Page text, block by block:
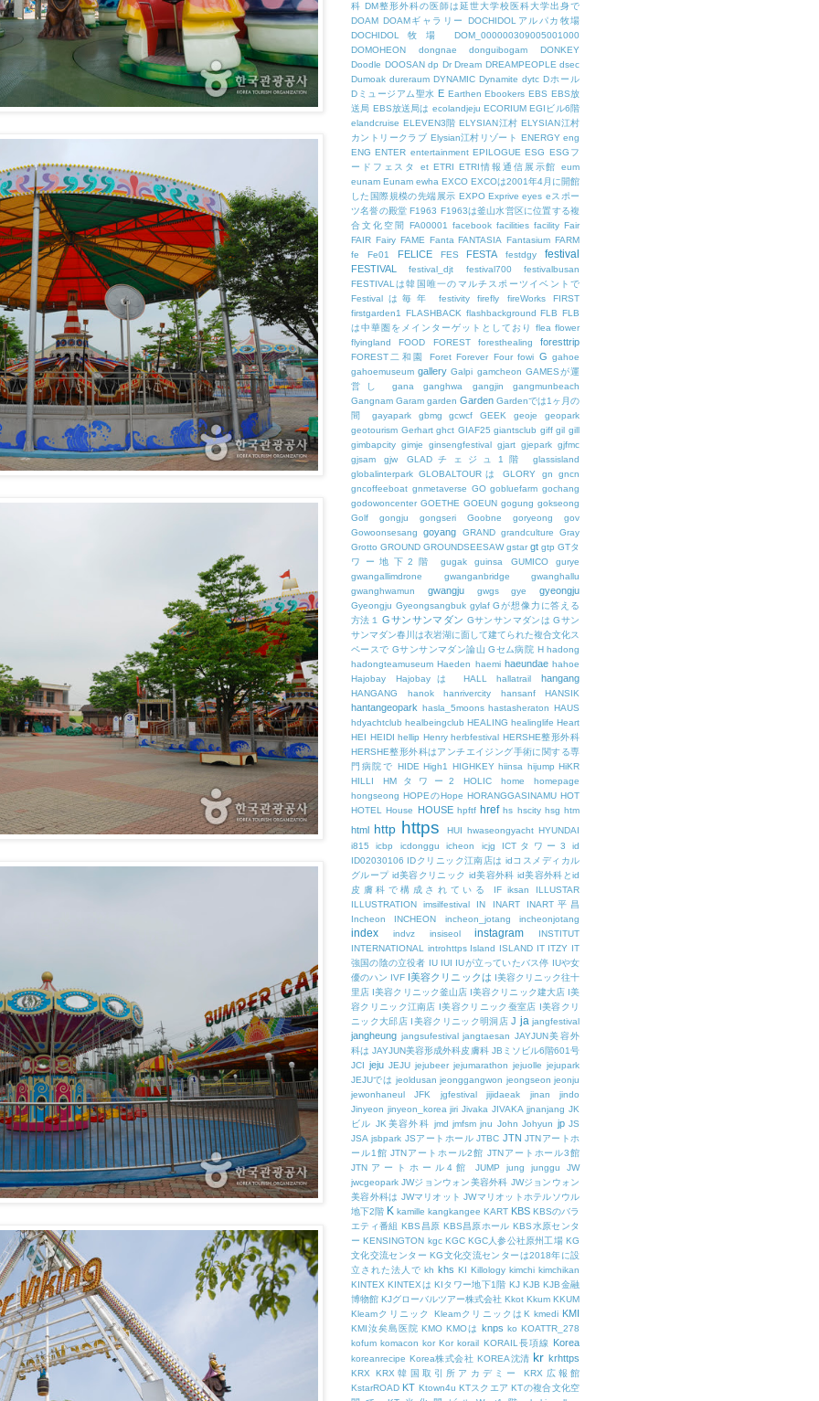
科 DM整形外科の医師は延世大学校医科大学出身で
DOAM DOAMギャラリー
DOCHIDOLアルパカ牧場
DOCHIDOL牧場
DOM_000000309005001000
DOMOHEON
dongnae donguibogam
DONKEY
Doodle DOOSAN dp Dr Dream DREAMPEOPLE dsec
Dumoak dureraum DYNAMIC Dynamite dytc Dホール
Dミュージアム聖水 E Earthen Ebookers EBS EBS放
送局 EBS放送局は ecolandjeju ECORIUM EGIビル6階
elandcruise ELEVEN3階 ELYSIAN江村 ELYSIAN江村
カントリークラブ Elysian江村リゾート ENERGY eng
ENG ENTER entertainment EPILOGUE ESG ESGフ
ードフェスタ
et ETRI ETRI情報通信展示館
eum
eunam Eunam ewha EXCO EXCOは2001年4月に開館
した国際規模の先端展示 EXPO Exprive eyes eスポー
ツ名誉の殿堂 F1963 F1963は釜山水営区に位置する複
合文化空間
FA00001 facebook facilities facility Fair
FAIR Fairy FAME Fanta FANTASIA Fantasium FARM
fe
Fe01 FELICE FES FESTA festdgy festival
FESTIVAL festival_djt festival700
festivalbusan
FESTIVALは韓国唯一のマルチスポーツイベントで
Festivalは毎年
festivity firefly fireWorks
FIRST
firstgarden1
FLASHBACK flashbackground FLB FLB
は中華圏をメインターゲットとしており
flea flower
flyingland
FOOD FOREST foresthealing foresttrip
FOREST二和園 Foret Forever Four fowi G gahoe
gahoemuseum gallery Galpi gamcheon GAMESが運
営し
gana ganghwa gangjin
gangmunbeach
Gangnam Garam garden Garden Gardenでは1ヶ月の
間
gayapark gbmg gcwcf GEEK geoje
geopark
geotourism Gerhart ghct GIAF25 giantsclub giff gil gill
gimbapcity gimje ginsengfestival gjart gjepark gjfmc
gjsam
gjw GLADチェジュ1階
glassisland
globalinterpark GLOBALTOURは GLORY gn
gncn
gncoffeeboat gnmetaverse GO gobluefarm gochang
godowoncenter GOETHE GOEUN gogung gokseong
Golf
gongju gongseri Goobne goryeong
gov
Gowoonsesang
goyang GRAND grandculture
Gray
Grotto GROUND GROUNDSEESAW gstar gt gtp GTタ
ワー地下2階
gugak guinsa GUMICO
gurye
gwangallimdrone
gwanganbridge
gwanghallu
gwanghwamun
gwangju gwgs gye gyeongju
Gyeongju Gyeongsangbuk gylaf Gが想像力に答える
方法１
Gサンサンマダン Gサンサンマダンは Gサン
サンマダン春川は衣岩湖に面して建てられた複合文化ス
ペースで Gサンサンマダン論山 Gセム病院 H hadong
hadongteamuseum Haeden haemi haeundae hahoe
Hajobay
Hajobayは HALL hallatrail hangang
HANGANG hanok hanrivercity hansanf HANSIK
hantangeopark hasla_5moons hastasheraton HAUS
hdyachtclub healbeingclub HEALING healinglife Heart
HEI HEIDI hellip Henry herbfestival HERSHE整形外科
HERSHE整形外科はアンチエイジング手術に関する専
門病院で HIDE High1 HIGHKEY hiinsa hijump HiKR
HILLI
HMタワー2 HOLIC home
homepage
hongseong HOPEのHope HORANGGASINAMU HOT
HOTEL
House HOUSE hpftf href hs hscity hsg htm
html http https HUI hwaseongyacht HYUNDAI
i815
icbp icdonggu icheon icjg ICTタワー3
id
ID02030106 IDクリニック江南店は idコスメディカル
グループ id美容クリニック id美容外科 id美容外科とid
皮膚科で構成されている
IF iksan
ILLUSTAR
ILLUSTRATION
imsilfestival IN INART
INART平昌
Incheon
INCHEON incheon_jotang incheonjotang
index indvz insiseol instagram
INSTITUT
INTERNATIONAL
introhttps Island ISLAND IT ITZY IT
強国の陰の立役者 IU IUI IUが立っていたバス停 IUや女
優のハン IVF I美容クリニックは I美容クリニック往十
里店 I美容クリニック釜山店 I美容クリニック建大店 I美
容クリニック江南店 I美容クリニック蚕室店 I美容クリ
ニック大邱店 I美容クリニック明洞店 J ja jangfestival
jangheung jangsufestival jangtaesan JAYJUN美容外
科は JAYJUN美容形成外科皮膚科 JBミソビル6階601号
JCI jeju JEJU jejubeer jejumarathon jejuolle jejupark
JEJUでは jeoldusan jeonggangwon jeongseon jeonju
jewonhaneul
JFK jgfestival jijidaeak jinan
jindo
Jinyeon jinyeon_korea jiri Jivaka JIVAKA jjnanjang JK
ビル JK美容外科 jmd jmfsm jnu John Johyun jp JS
JSA jsbpark JSアートホール JTBC JTN JTNアートホ
ール1館 JTNアートホール2館 JTNアートホール3館
JTNアートホール4館
JUMP jung junggu
JW
jwcgeopark JWジョンウォン美容外科 JWジョンウォン
美容外科は JWマリオット JWマリオットホテルソウル
地下2階 K kamille kangkangee KART KBS KBSのバラ
エティ番組 KBS昌原 KBS昌原ホール KBS水原センタ
ー KENSINGTON kgc KGC KGC人参公社原州工場 KG
文化交流センター KG文化交流センターは2018年に設
立された法人で kh khs KI Killology kimchi kimchikan
KINTEX KINTEXは KIタワー地下1階 KJ KJB KJB金融
博物館 KJグローバルツアー株式会社 Kkot Kkum KKUM
Kleamクリニック
KleamクリニックはK kmedi KMI
KMI汝矣島医院 KMO KMOは knps ko KOATTR_278
kofum komacon kor Kor korail KORAIL長項線 Korea
koreanrecipe Korea株式会社 KOREA沈清 kr krhttps
KRX KRX韓国取引所アカデミー
KRX広報館
KstarROAD KT Ktown4u KTスクエア KTの複合文化空